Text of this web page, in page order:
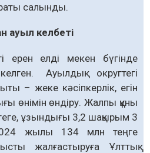
салынды.
ауыл келбеті
ерен елді мекен бүгінде
Ауылдық округтегі
– жеке кәсіпкерлік, егін
өнімін өндіру. Жалпы құны
ұзындығы 3,2 шақырым 3
жылы 134 млн теңге
жалғастыруға Ұлттық